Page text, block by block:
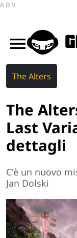
ADV
The Alters
The
Last
dettagli
C'è un nuovo
Jan Dolski